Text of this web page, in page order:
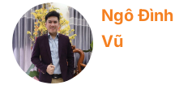
Ngô Đình
Vũ